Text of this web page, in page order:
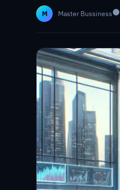
M Master Bussiness